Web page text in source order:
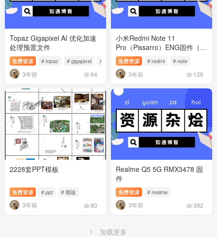
Topaz Gigapixel AI 优化加速
处理预置文件
免费资源 # topaz # gigapixel # 预置
3年前 64
小米Redmi Note 11
Pro（Pissarro）ENG固件（工
程Rom）
免费资源 # redmi # note
3年前 126
2228套PPT模板
免费资源 # ppt # 模板
3年前 80
Realme Q5 5G RMX3478 固
件
免费资源 # realme
3年前 392
加载更多